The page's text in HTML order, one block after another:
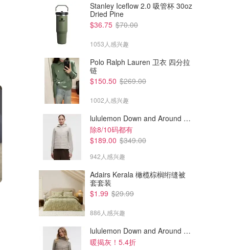
$639.98 $699.00
Dyson Supersonic Nural 智能
吹风机 粉金色
$398.00
鲁士蓝
Stanley Iceflow 2.0 吸管杯 30oz
Dried Pine
$36.75 $70.00
1053人感兴趣
Polo Ralph Lauren 卫衣 四分拉
链
$150.50 $269.00
1002人感兴趣
lululemon Down and Around 羽绒夹克
除8/10码都有
$189.00 $349.00
942人感兴趣
Adairs Kerala 橄榄棕榈绗缝被
套套装
$1.99 $29.99
886人感兴趣
lululemon Down and Around 羽绒夹克
暖揭灰！5.4折